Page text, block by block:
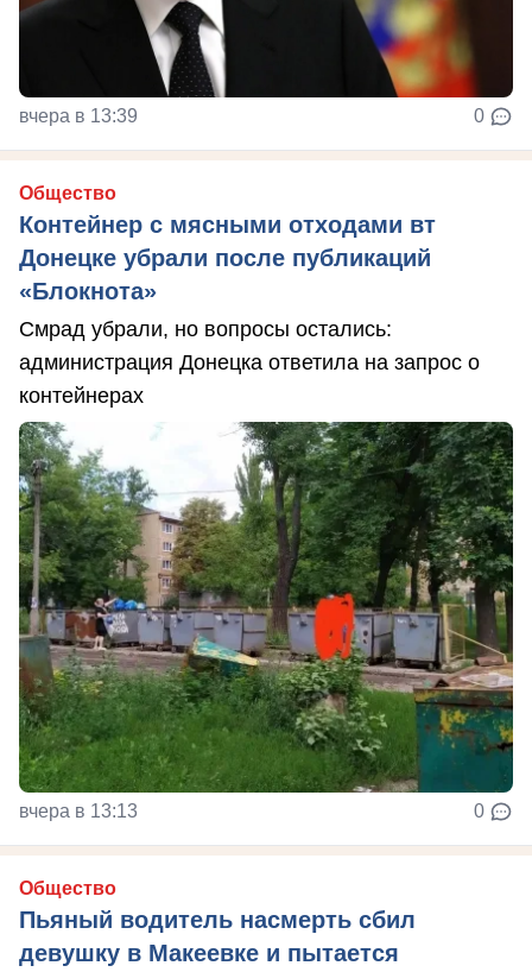
вчера в 13:39 0
Общество
Контейнер с мясными отходами вт
Донецке убрали после публикаций
«Блокнота»
Смрад убрали, но вопросы остались:
администрация Донецка ответила на запрос о
контейнерах
вчера в 13:13 0
Общество
Пьяный водитель насмерть сбил
девушку в Макеевке и пытается